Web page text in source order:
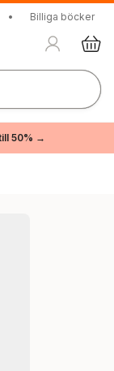
• Billiga böcker
50% →